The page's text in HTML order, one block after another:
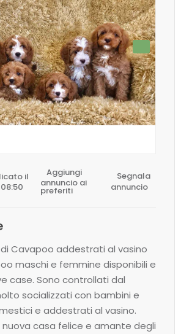
il
Aggiungi
annuncio ai
preferiti
Segnala
annuncio
Cavapoo addestrati al vasino
maschi e femmine disponibili e
case. Sono controllati dal
socializzati con bambini e
e addestrati al vasino.
nuova casa felice e amante degli